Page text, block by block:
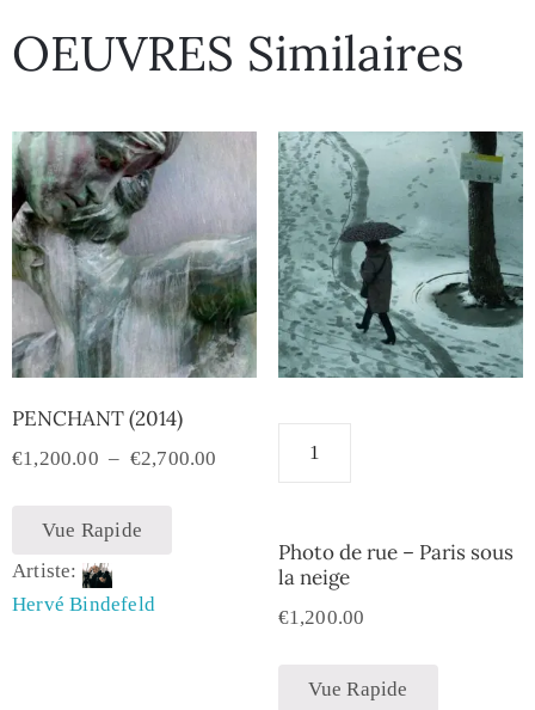
OEUVRES Similaires
PENCHANT (2014)
€1,200.00 – €2,700.00
Vue Rapide
Artiste:
Hervé Bindefeld
Photo de rue – Paris sous
la neige
€1,200.00
Vue Rapide